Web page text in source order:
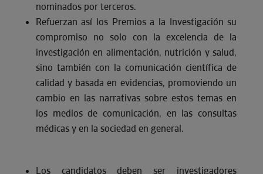
nominados por terceros.
Refuerzan así los Premios a la Investigación su
compromiso no solo con la excelencia de la
investigación en alimentación, nutrición y salud,
sino también con la comunicación científica de
calidad y basada en evidencias, promoviendo un
cambio en las narrativas sobre estos temas en
los medios de comunicación, en las consultas
médicas y en la sociedad en general.
Los candidatos deben ser investigadores